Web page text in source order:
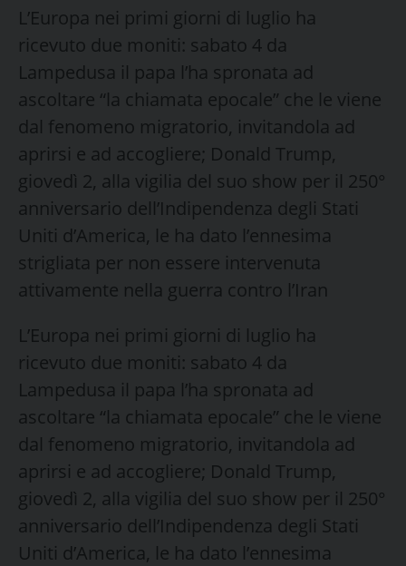
L’Europa nei primi giorni di luglio ha
ricevuto due moniti: sabato 4 da
Lampedusa il papa l’ha spronata ad
ascoltare “la chiamata epocale” che le viene
dal fenomeno migratorio, invitandola ad
aprirsi e ad accogliere; Donald Trump,
giovedì 2, alla vigilia del suo show per il 250°
anniversario dell’Indipendenza degli Stati
Uniti d’America, le ha dato l’ennesima
strigliata per non essere intervenuta
attivamente nella guerra contro l’Iran
L’Europa nei primi giorni di luglio ha
ricevuto due moniti: sabato 4 da
Lampedusa il papa l’ha spronata ad
ascoltare “la chiamata epocale” che le viene
dal fenomeno migratorio, invitandola ad
aprirsi e ad accogliere; Donald Trump,
giovedì 2, alla vigilia del suo show per il 250°
anniversario dell’Indipendenza degli Stati
Uniti d’America, le ha dato l’ennesima